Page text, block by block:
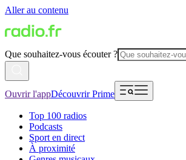
Aller au contenu
Que souhaitez-vous écouter ?
Ouvrir l'appDécouvrir Prime
Top 100 radios
Podcasts
Sport en direct
À proximité